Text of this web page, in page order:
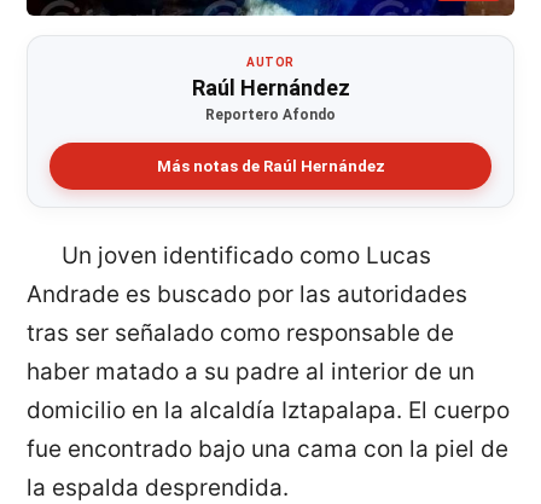
AUTOR
Raúl Hernández
Reportero Afondo
Más notas de Raúl Hernández
Un joven identificado como Lucas
Andrade es buscado por las autoridades
tras ser señalado como responsable de
haber matado a su padre al interior de un
domicilio en la alcaldía Iztapalapa. El cuerpo
fue encontrado bajo una cama con la piel de
la espalda desprendida.